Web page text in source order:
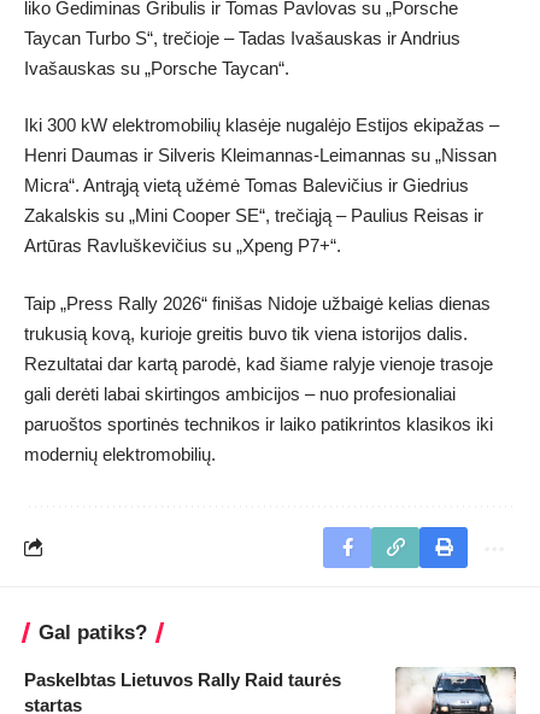
liko Gediminas Gribulis ir Tomas Pavlovas su „Porsche
Taycan Turbo S“, trečioje – Tadas Ivašauskas ir Andrius
Ivašauskas su „Porsche Taycan“.
Iki 300 kW elektromobilių klasėje nugalėjo Estijos ekipažas –
Henri Daumas ir Silveris Kleimannas-Leimannas su „Nissan
Micra“. Antrąją vietą užėmė Tomas Balevičius ir Giedrius
Zakalskis su „Mini Cooper SE“, trečiąją – Paulius Reisas ir
Artūras Ravluškevičius su „Xpeng P7+“.
Taip „Press Rally 2026“ finišas Nidoje užbaigė kelias dienas
trukusią kovą, kurioje greitis buvo tik viena istorijos dalis.
Rezultatai dar kartą parodė, kad šiame ralyje vienoje trasoje
gali derėti labai skirtingos ambicijos – nuo profesionaliai
paruoštos sportinės technikos ir laiko patikrintos klasikos iki
modernių elektromobilių.
Gal patiks?
Paskelbtas Lietuvos Rally Raid taurės
startas